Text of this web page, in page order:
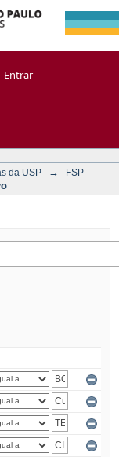
Entrar
da USP →
FSP -